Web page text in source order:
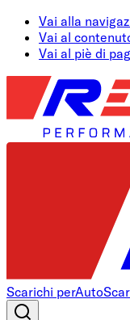
Vai alla
Vai al
Vai al piè di
Scarichi perAuto